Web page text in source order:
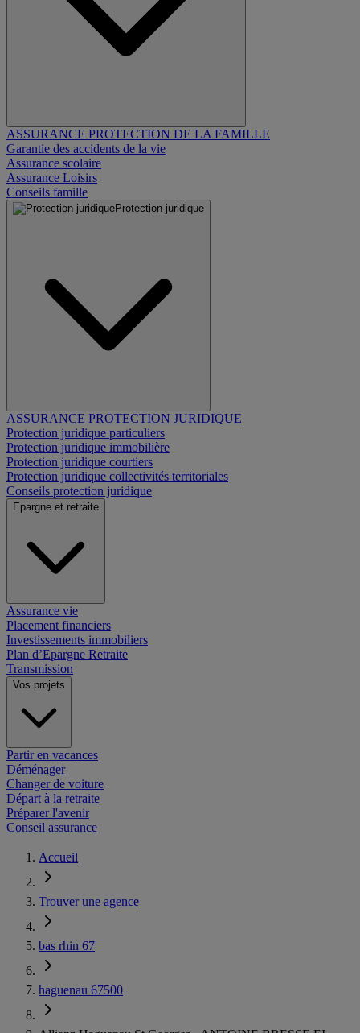
ASSURANCE PROTECTION DE LA FAMILLE
Garantie des accidents de la vie
Assurance scolaire
Assurance Loisirs
Conseils famille
Protection juridique
ASSURANCE PROTECTION JURIDIQUE
Protection juridique particuliers
Protection juridique immobilière
Protection juridique courtiers
Protection juridique collectivités territoriales
Conseils protection juridique
Epargne et retraite
Assurance vie
Placement financiers
Investissements immobiliers
Plan d’Epargne Retraite
Transmission
Vos projets
Partir en vacances
Déménager
Changer de voiture
Départ à la retraite
Préparer l'avenir
Conseil assurance
Accueil
Trouver une agence
bas rhin 67
haguenau 67500